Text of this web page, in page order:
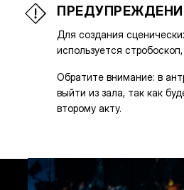
Для создания
используется
Обратите внимание: в
выйти из зала, так как
второму акту.